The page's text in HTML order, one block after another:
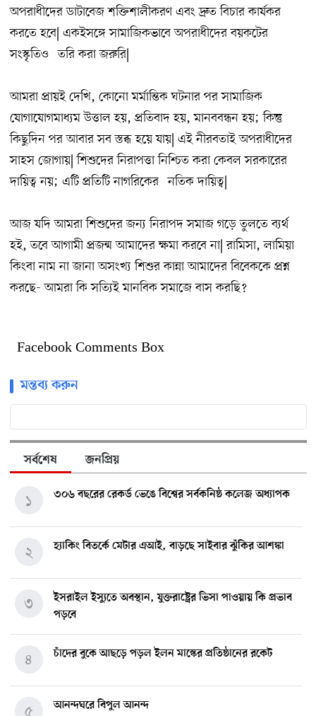
অপরাধীদের ডাটাবেজ শক্তিশালীকরণ এবং দ্রুত বিচার কার্যকর
করতে হবে| একইসঙ্গে সামাজিকভাবে অপরাধীদের বয়কটের
সংস্কৃতিও ˆতরি করা জরুরি|
আমরা প্রায়ই দেখি, কোনো মর্মান্তিক ঘটনার পর সামাজিক
যোগাযোগমাধ্যম উত্তাল হয়, প্রতিবাদ হয়, মানববন্ধন হয়; কিন্তু
কিছুদিন পর আবার সব স্তব্ধ হয়ে যায়| এই নীরবতাই অপরাধীদের
সাহস জোগায়| শিশুদের নিরাপত্তা নিশ্চিত করা কেবল সরকারের
দায়িত্ব নয়; এটি প্রতিটি নাগরিকের ˆনতিক দায়িত্ব|
আজ যদি আমরা শিশুদের জন্য নিরাপদ সমাজ গড়ে তুলতে ব্যর্থ
হই, তবে আগামী প্রজন্ম আমাদের ক্ষমা করবে না| রামিসা, লামিয়া
কিংবা নাম না জানা অসংখ্য শিশুর কান্না আমাদের বিবেককে প্রশ্ন
করছে- আমরা কি সত্যিই মানবিক সমাজে বাস করছি?
Facebook Comments Box
মন্তব্য করুন
সর্বশেষ জনপ্রিয়
৩০৬ বছরের রেকর্ড ভেঙে বিশ্বের সর্বকনিষ্ঠ কলেজ অধ্যাপক
১
হ্যাকিং বিতর্কে মেটার এআই, বাড়ছে সাইবার ঝুঁকির আশঙ্কা
২
ইসরাইল ইস্যুতে অবস্থান, যুক্তরাষ্ট্রের ভিসা পাওয়ায় কি প্রভাব
পড়বে
৩
চাঁদের বুকে আছড়ে পড়ল ইলন মাস্কের প্রতিষ্ঠানের রকেট
৪
আনন্দঘরে বিপুল আনন্দ
৫